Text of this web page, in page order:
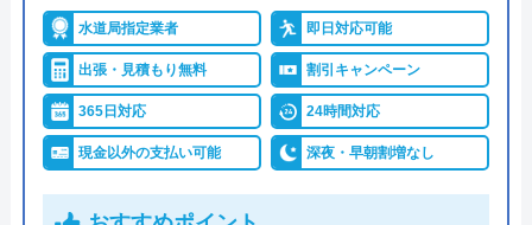
緊急のトラブル発生時も安心です。曜日や時間帯に
よる割増料金の発生もないので、いつでも気軽に作
業を依頼できます。依頼時に「ホームページを見
た」と伝えると基本料金無料で対応してもらえてお
得なので、是非ご活用ください。
公式サイトで
水道局指定業者 即日対応可能
出張・見積もり無料 割引キャンペーン
365日対応 24時間対応
現金以外の支払い可能 深夜・早朝割増なし